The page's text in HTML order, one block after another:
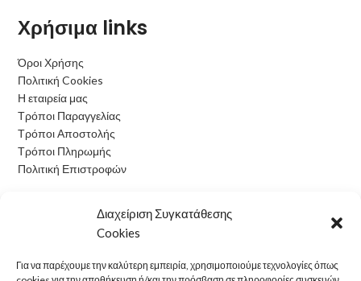
Διαχείριση Συγκατάθεσης
Cookies
Για να παρέχουμε την καλύτερη εμπειρία, χρησιμοποιούμε τεχνολογίες όπως
Χρήσιμα links
Όροι Χρήσης
Πολιτική Cookies
Η εταιρεία μας
Τρόποι Παραγγελίας
Τρόποι Αποστολής
Τρόποι Πληρωμής
Πολιτική Επιστροφών
Ωράριο Λειτουργίας
Δευτέρα: 09:00 - 15:00
Τρίτη: 09:00 - 15:00
Τετάρτη: 09:00 - 15:00